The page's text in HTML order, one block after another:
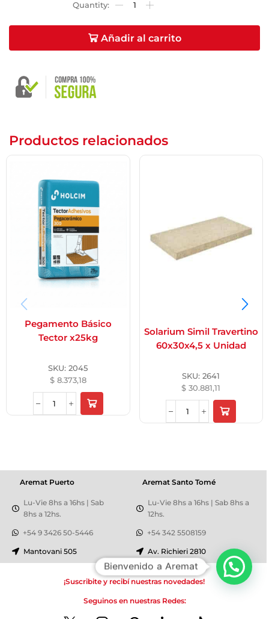
Añadir al carrito
Productos relacionados
Pegamento Básico
Tector x25kg
SKU:2045
$8.373,18
Solarium Simil Travertino
60x30x4,5 x Unidad
SKU:2641
$ 30.881,11
Aremat Santo Tomé
Lu-Vie 8hs a 16hs | Sab 8hs a
12hs.
+54 342 5508159
Av. Richieri 2810
Aremat Puerto
Lu-Vie 8hs a 16hs | Sab
8hs a 12hs.
+54 9 3426 50-5446
Mantovani 505
¡Suscribite y recibí nuestras novedades!
Seguinos en nuestras Redes:
Bienvenido a Aremat